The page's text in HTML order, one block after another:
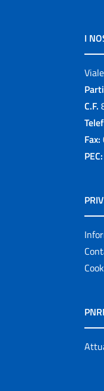
I
C.F.
Fax:
PEC: